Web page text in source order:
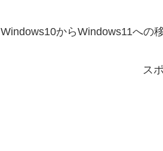
からWindows11への
ス